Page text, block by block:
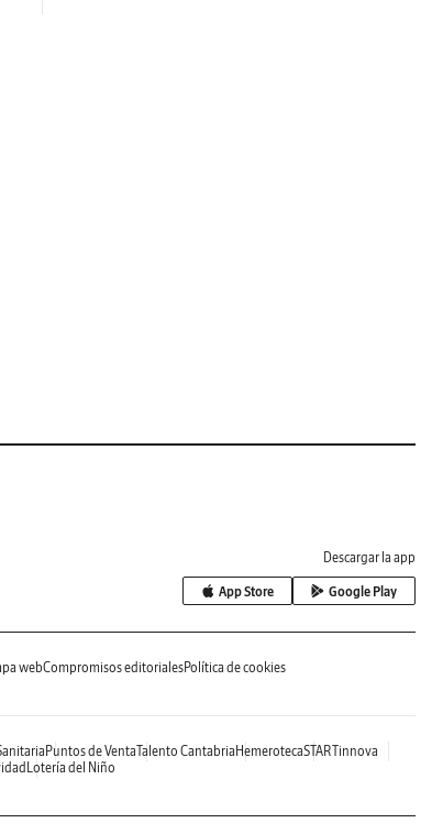
Descargar la app
App Store Google Play
webCompromisos editorialesPolítica de cookies
Puntos de VentaTalento Cantabria HemerotecaSTARTinnova
Lotería del Niño